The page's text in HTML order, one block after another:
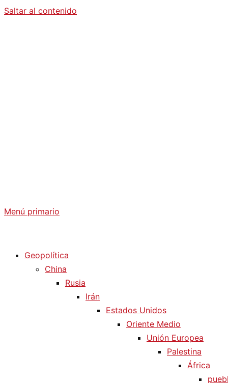
Saltar al contenido
Menú primario
Geopolítica
China
Rusia
Irán
Estados Unidos
Oriente Medio
Unión Europea
Palestina
África